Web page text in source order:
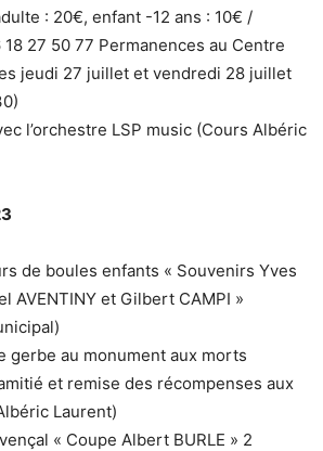
: 20€, enfant -12 ans : 10€ /
27 50 77 Permanences au Centre
jeudi 27 juillet et vendredi 28 juillet
l’orchestre LSP music (Cours Albéric
de boules enfants « Souvenirs Yves
AVENTINY et Gilbert CAMPI »
gerbe au monument aux morts
et remise des récompenses aux
Laurent)
« Coupe Albert BURLE » 2